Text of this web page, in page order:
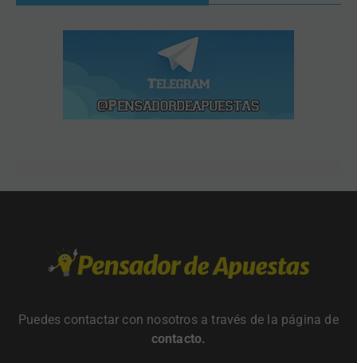
Puedes contactar con nosotros a través de la página de
contacto.